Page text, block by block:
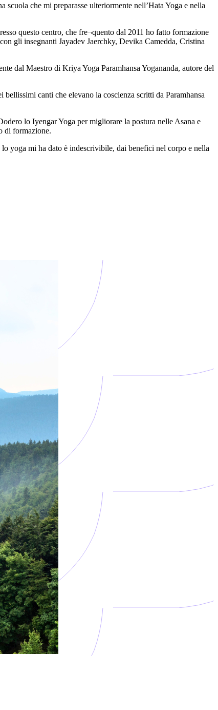
che mi preparasse ulteriormente nell’Hata Yoga e nella
questo centro, che fre¬quento dal 2011 ho fatto formazione
gli insegnanti Jayadev Jaerchky, Devika Camedda, Cristina
dal Maestro di Kriya Yoga Paramhansa Yogananda, autore del
canti che elevano la coscienza scritti da Paramhansa
lo Iyengar Yoga per migliorare la postura nelle Asana e
di formazione.
yoga mi ha dato è indescrivibile, dai benefici nel corpo e nella